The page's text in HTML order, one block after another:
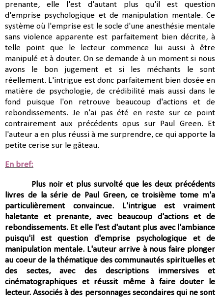
prenante, elle l'est d'autant plus qu'il est question
d'emprise psychologique et de manipulation mentale. Ce
système où l'emprise est le socle d'une anesthésie mentale
sans violence apparente est parfaitement bien décrite, à
telle point que le lecteur commence lui aussi à être
manipulé et à douter. On se demande à un moment si nous
avons le bon jugement et si les méchants le sont
réellement. L'intrigue est donc parfaitement bien dosée en
matière de psychologie, de crédibilité mais aussi dans le
fond puisque l'on retrouve beaucoup d'actions et de
rebondissements. Je n'ai pas été en reste sur ce point
contrairement aux précédents opus sur Paul Green. Et
l'auteur a en plus réussi à me surprendre, ce qui apporte la
petite cerise sur le gâteau.
En bref:
Plus noir et plus survolté que les deux précédents
livres de la série de Paul Green, ce troisième tome m'a
particulièrement convaincue. L'intrigue est vraiment
haletante et prenante,avec beaucoup d'actions et de
rebondissements. Et elle l'est d'autant plus avec l'ambiance
puisqu'il est question d'emprise psychologique et de
manipulation mentale. L'auteur arrive à nous faire plonger
au coeur de la thématique des communautés spirituelles et
des sectes, avec des descriptions immersives et
cinématographiques et réussit même à faire douter le
lecteur. Associés à des personnages secondaires qui ne sont